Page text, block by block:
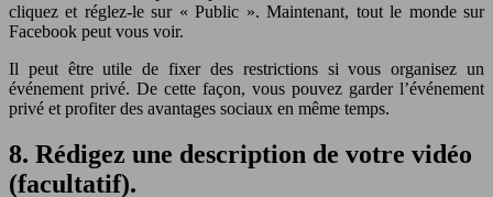
cliquez et réglez-le sur « Public ». Maintenant, tout le monde sur
Facebook peut vous voir.
Il peut être utile de fixer des restrictions si vous organisez un
événement privé. De cette façon, vous pouvez garder l’événement
privé et profiter des avantages sociaux en même temps.
8. Rédigez une description de votre vidéo
(facultatif).